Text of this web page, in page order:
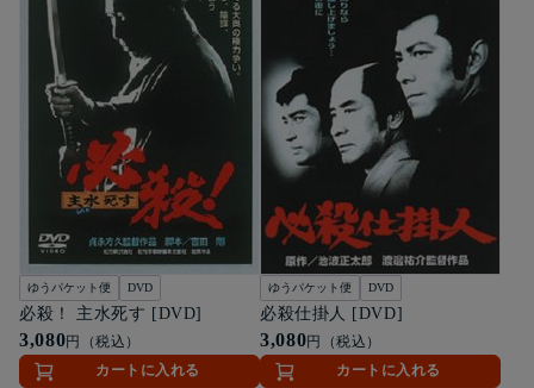
ゆうパケット便 DVD
必殺！ 主水死す [DVD]
3,080円（税込）
カートに入れる
ゆうパケット便 DVD
必殺仕掛人 [DVD]
3,080円（税込）
カートに入れる